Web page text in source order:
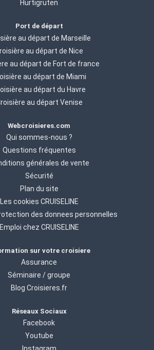
Hurtigruten
Port de départ
au départ de Marseille
au départ de Nice
au départ de Fort de france
au départ de Miami
au départ du Havre
au départ Venise
Webcroisieres.com
Qui sommes-nous ?
Questions fréquentes
générales de vente
Sécurité
Plan du site
Les cookies CRUISELINE
des donnees personnelles
Emploi chez CRUISELINE
sur votre croisiere
Assurance
Séminaire / groupe
Blog Croisieres.fr
Réseaux Sociaux
Facebook
Youtube